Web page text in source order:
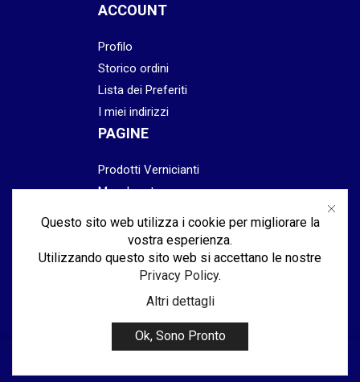
ACCOUNT
Profilo
Storico ordini
Lista dei Preferiti
I miei indirizzi
PAGINE
Prodotti Vernicianti
Mascheratura
Abrasivi
Lucidatura & Finitura
Attrezzatura
www.spalenza2srl.com
Questo sito web utilizza i cookie per migliorare la
vostra esperienza.
Utilizzando questo sito web si accettano le nostre
Privacy Policy.
Altri dettagli
Ok, Sono Pronto